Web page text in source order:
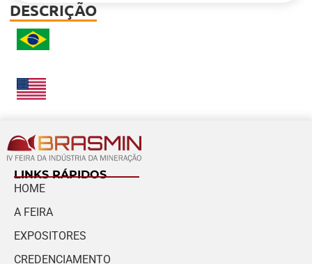
DESCRIÇÃO
LINKS RÁPIDOS
HOME
A FEIRA
EXPOSITORES
CREDENCIAMENTO